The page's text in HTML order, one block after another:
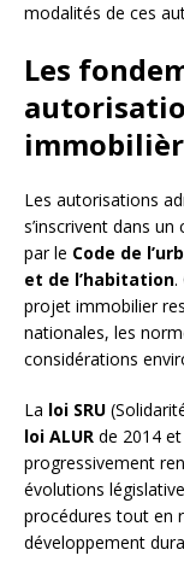
modalités de ces
Les
Les autorisations
s’inscrivent dans
par le Code de
et de l’habitation.
projet immobilier
nationales, les
considérations
La loi SRU
loi ALUR de 2014
progressivement
évolutions
procédures tout en
développement